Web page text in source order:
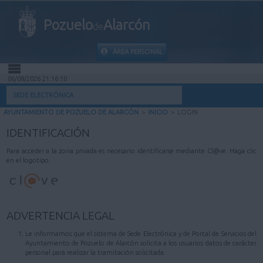
PozuelodeAlarcón
ÁREA PERSONAL
INICIO
MI CARPETA
INFORMACIÓN MUNICIPAL
AYUDA
06/08/2026 21:16:10
SEDE ELECTRÓNICA
AYUNTAMIENTO DE POZUELO DE ALARCÓN > INICIO > LOGIN
IDENTIFICACIÓN
Para acceder a la zona privada es necesario identificarse mediante Cl@ve. Haga clic
en el logotipo.
ADVERTENCIA LEGAL
Le informamos que el sistema de Sede Electrónica y de Portal de Servicios del
Ayuntamiento de Pozuelo de Alarcón solicita a los usuarios datos de carácter
personal para realizar la tramitación solicitada.